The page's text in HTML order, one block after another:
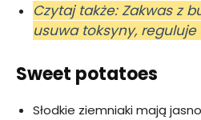
Czytaj także: Zakwas z
usuwa toksyny,
Sweet potatoes
Słodkie ziemniaki mają